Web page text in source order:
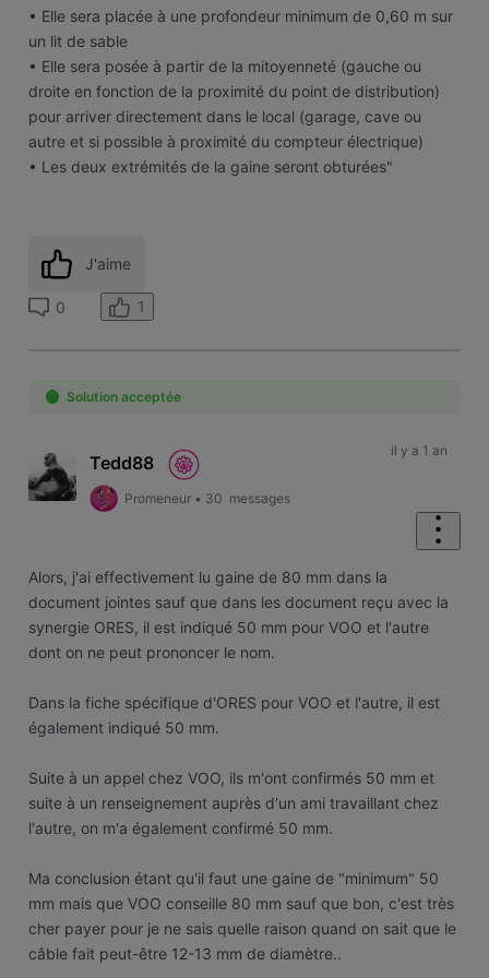
• Elle sera placée à une profondeur minimum de 0,60 m sur
un lit de sable
• Elle sera posée à partir de la mitoyenneté (gauche ou
droite en fonction de la proximité du point de distribution)
pour arriver directement dans le local (garage, cave ou
autre et si possible à proximité du compteur électrique)
• Les deux extrémités de la gaine seront obturées"
J'aime
0 1
Solution acceptée
Tedd88
Promeneur • 30 messages
il y a 1 an
Alors, j'ai effectivement lu gaine de 80 mm dans la
document jointes sauf que dans les document reçu avec la
synergie ORES, il est indiqué 50 mm pour VOO et l'autre
dont on ne peut prononcer le nom.
Dans la fiche spécifique d'ORES pour VOO et l'autre, il est
également indiqué 50 mm.
Suite à un appel chez VOO, ils m'ont confirmés 50 mm et
suite à un renseignement auprès d'un ami travaillant chez
l'autre, on m'a également confirmé 50 mm.
Ma conclusion étant qu'il faut une gaine de "minimum" 50
mm mais que VOO conseille 80 mm sauf que bon, c'est très
cher payer pour je ne sais quelle raison quand on sait que le
câble fait peut-être 12-13 mm de diamètre..